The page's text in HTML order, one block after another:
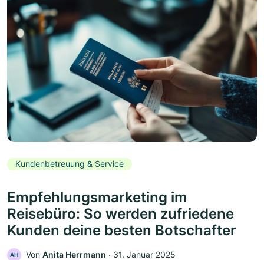
Kundenbetreuung & Service
Empfehlungsmarketing im
Reisebüro: So werden zufriedene
Kunden deine besten Botschafter
AH Von Anita Herrmann ‧ 31. Januar 2025